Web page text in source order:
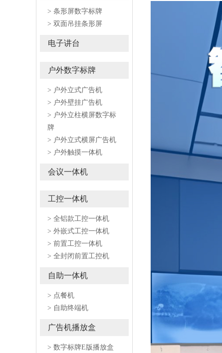
> 条形屏数字标牌
> 双面吊挂条形屏
电子讲台
户外数字标牌
> 户外立式广告机
> 户外壁挂广告机
> 户外立柱横屏数字标
牌
> 户外立式横屏广告机
> 户外触摸一体机
会议一体机
工控一体机
> 全铝款工控一体机
> 外嵌式工控一体机
> 前置工控一体机
> 全封闭前置工控机
自助一体机
> 点餐机
> 自助终端机
广告机播放盒
> 数字标牌E版播放盒